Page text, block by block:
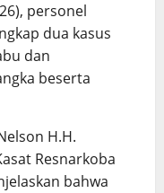
personel
dua kasus
dan
beserta
H.H.
Resnarkoba
bahwa